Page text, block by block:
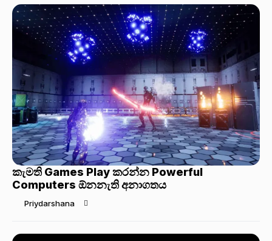
කැමති Games Play කරන්න Powerful
Computers ඕනනැති අනාගතය
Priydarshana